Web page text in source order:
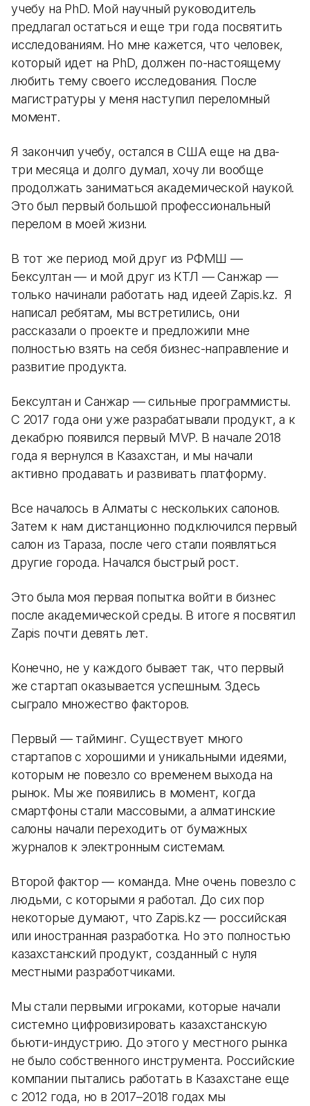
учебу на PhD. Мой научный руководитель
предлагал остаться и еще три года посвятить
исследованиям. Но мне кажется, что человек,
который идет на PhD, должен по-настоящему
любить тему своего исследования. После
магистратуры у меня наступил переломный
момент.
Я закончил учебу, остался в США еще на два-
три месяца и долго думал, хочу ли вообще
продолжать заниматься академической наукой.
Это был первый большой профессиональный
перелом в моей жизни.
В тот же период мой друг из РФМШ —
Бексултан — и мой друг из КТЛ — Санжар —
только начинали работать над идеей Zapis.kz. Я
написал ребятам, мы встретились, они
рассказали о проекте и предложили мне
полностью взять на себя бизнес-направление и
развитие продукта.
Бексултан и Санжар — сильные программисты.
С 2017 года они уже разрабатывали продукт, а к
декабрю появился первый MVP. В начале 2018
года я вернулся в Казахстан, и мы начали
активно продавать и развивать платформу.
Все началось в Алматы с нескольких салонов.
Затем к нам дистанционно подключился первый
салон из Тараза, после чего стали появляться
другие города. Начался быстрый рост.
Это была моя первая попытка войти в бизнес
после академической среды. В итоге я посвятил
Zapis почти девять лет.
Конечно, не у каждого бывает так, что первый
же стартап оказывается успешным. Здесь
сыграло множество факторов.
Первый — тайминг. Существует много
стартапов с хорошими и уникальными идеями,
которым не повезло со временем выхода на
рынок. Мы же появились в момент, когда
смартфоны стали массовыми, а алматинские
салоны начали переходить от бумажных
журналов к электронным системам.
Второй фактор — команда. Мне очень повезло с
людьми, с которыми я работал. До сих пор
некоторые думают, что Zapis.kz — российская
или иностранная разработка. Но это полностью
казахстанский продукт, созданный с нуля
местными разработчиками.
Мы стали первыми игроками, которые начали
системно цифровизировать казахстанскую
бьюти-индустрию. До этого у местного рынка
не было собственного инструмента. Российские
компании пытались работать в Казахстане еще
с 2012 года, но в 2017–2018 годах мы